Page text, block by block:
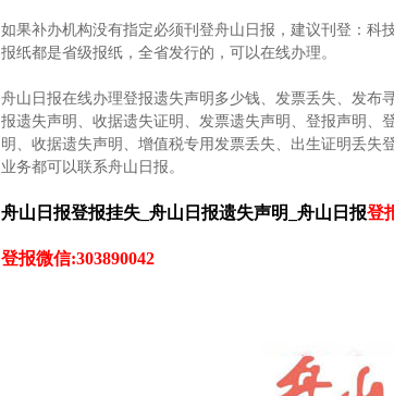
如果补办机构没有指定必须刊登舟山日报，建议刊登：科
报纸都是省级报纸，全省发行的，可以在线办理。
舟山日报在线办理登报遗失声明多少钱、发票丢失、发布
报遗失声明、收据遗失证明、发票遗失声明、登报声明、
明、收据遗失声明、增值税专用发票丢失、出生证明丢失
业务都可以联系舟山日报。
舟山日报登报挂失_ 舟山日报遗失声明_ 舟山日报登
登报微信:303890042